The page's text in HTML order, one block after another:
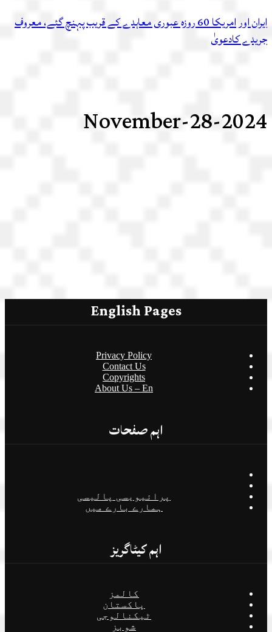
ایران اور امریکا 60 روزہ عبوری معاہدے کے قریب پہنچ گئے، معروف
جریدے کادعویٰ
2024-November-28
English Pages
Privacy Policy
Contact Us
Copyrights
About Us – En
اہم صفحات
پرائیویسی پالیسی
ہمارے بارے میں
اہم کیٹاگریز
کالمز
پاکستان
ٹیکنالوجی
شوبز